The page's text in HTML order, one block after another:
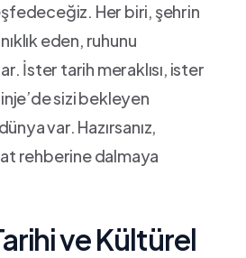
Her biri, şehrin
eden, ruhunu
İster ‍tarih meraklısı, ister
sizi bekleyen
var. Hazırsanız,
rehberine dalmaya
ve Kültürel